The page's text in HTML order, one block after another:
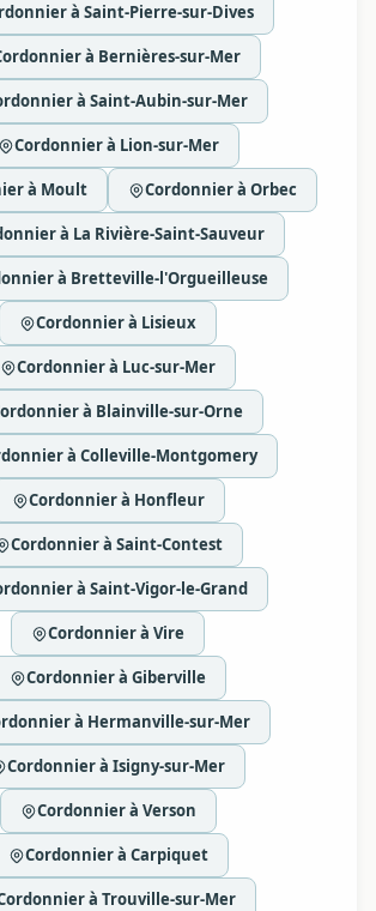
à Saint-Pierre-sur-Dives
à Bernières-sur-Mer
à Saint-Aubin-sur-Mer
Cordonnier à Lion-sur-Mer
à Moult Cordonnier à Orbec
à La Rivière-Saint-Sauveur
à Bretteville-l'Orgueilleuse
Cordonnier à Lisieux
Cordonnier à Luc-sur-Mer
à Blainville-sur-Orne
à Colleville-Montgomery
Cordonnier à Honfleur
Cordonnier à Saint-Contest
à Saint-Vigor-le-Grand
Cordonnier à Vire
Cordonnier à Giberville
à Hermanville-sur-Mer
Cordonnier à Isigny-sur-Mer
Cordonnier à Verson
Cordonnier à Carpiquet
à Trouville-sur-Mer